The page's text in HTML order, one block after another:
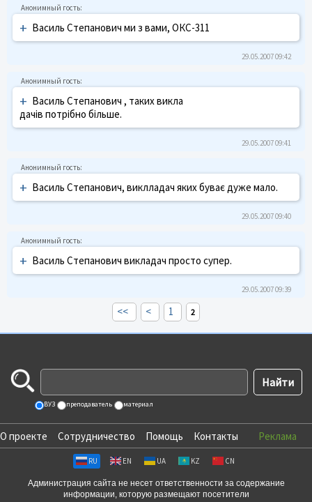
+ Василь Степанович ми з вами, ОКС-311
29.05.2007 09:42
+ Василь Степанович , таких викла
дачів потрібно більше.
29.05.2007 09:41
+ Василь Степанович, виклладач яких буває дуже мало.
29.05.2007 09:40
+ Василь Степанович викладач просто супер.
29.05.2007 09:39
<< < 1 2
ВУЗ преподаватель материал
О проекте Сотрудничество Помощь Контакты Реклама
RU EN UA KZ CN
Администрация сайта не несет ответственности за содержание
информации, которую размещают посетители